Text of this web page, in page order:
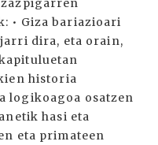
• Giza bariazioari
dira, eta orain,
historia
logikoagoa osatzen
hasi eta
eta primateen